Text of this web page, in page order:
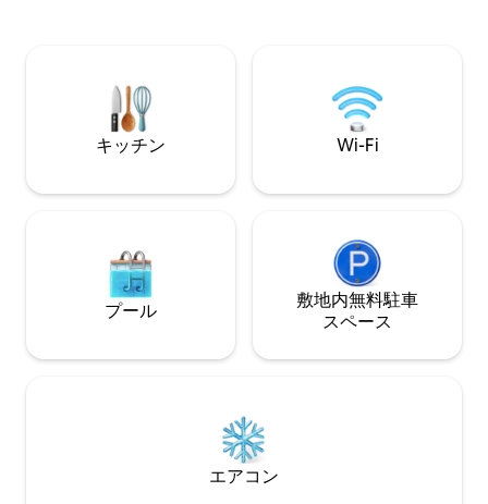
一人旅、そして珍しいものを求めるデザ
イン愛好家にぴったりです。
Trasoppveien、
Postkassene、バ
鉄：17分
キッチン Wi-Fi
プール
敷地内無料駐⁠車
ス⁠ペ⁠ー⁠ス
エアコン